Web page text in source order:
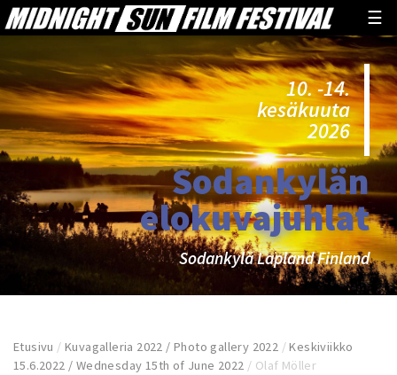
☰
10. -14.
kesäkuuta
2026
Sodankylän
elokuvajuhlat
Sodankylä Lapland Finland
Etusivu /Kuvagalleria 2022 / Photo gallery 2022 /Keskiviikko
15.6.2022 / Wednesday 15th of June 2022 / Olaf Möller